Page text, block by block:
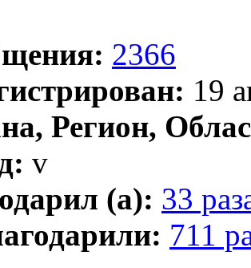
2366
19
Регион,
v
(а): 33
711